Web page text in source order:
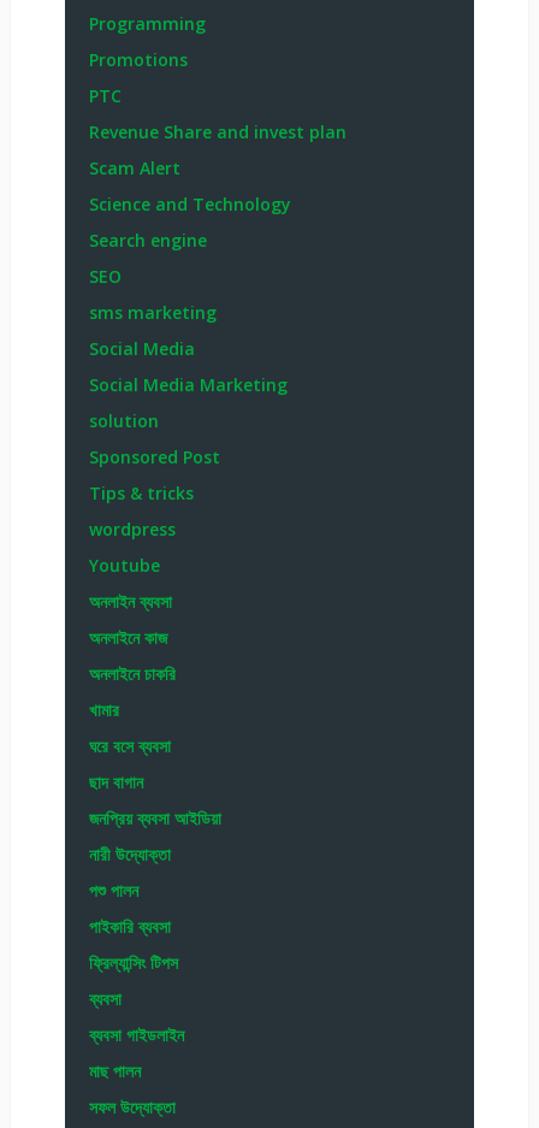
Programming
Promotions
PTC
Revenue Share and invest plan
Scam Alert
Science and Technology
Search engine
SEO
sms marketing
Social Media
Social Media Marketing
solution
Sponsored Post
Tips & tricks
wordpress
Youtube
অনলাইন ব্যবসা
অনলাইনে কাজ
অনলাইনে চাকরি
খামার
ঘরে বসে ব্যবসা
ছাদ বাগান
জনপ্রিয় ব্যবসা আইডিয়া
নারী উদ্যোক্তা
পশু পালন
পাইকারি ব্যবসা
ফ্রিল্যান্সিং টিপস
ব্যবসা
ব্যবসা গাইডলাইন
মাছ পালন
সফল উদ্যোক্তা